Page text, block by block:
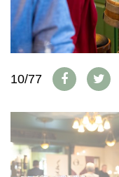
ABO
AUSGABE
ARCHIV
VORTEILSWELT
BÜCHER
WEINSZENE
PORTRAITS
VINOPHILES
ANMELDEN
AWARDS
GEWINNSPIELE
VORTEILSWELT
TRINKREIFETABELLE
ABO
WEINSUCHE
NEWSLETTER
10/77